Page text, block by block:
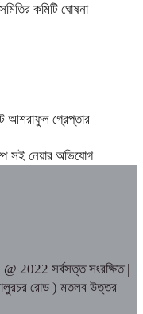
কমিটি ঘোষনা
আশরাফুল গ্রেপ্তার
সই নেয়ার অভিযোগ
2022 সর্বসত্ত সংরক্ষিত |
রোড ) মতলব উত্তর